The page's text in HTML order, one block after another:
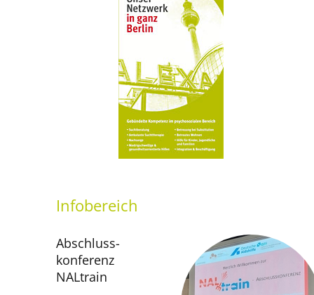
Infobereich
Abschluss­
konferenz
NALtrain